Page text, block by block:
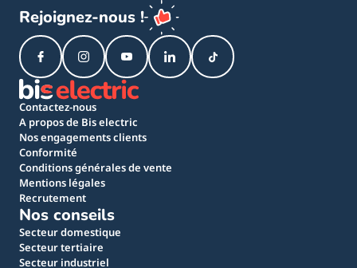
Rejoignez-nous !
Contactez-nous
A propos de Bis electric
Nos engagements clients
Conformité
Conditions générales de vente
Mentions légales
Recrutement
Nos conseils
Secteur domestique
Secteur tertiaire
Secteur industriel